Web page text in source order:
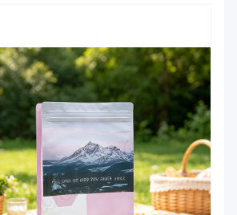
收缩袋
221340
221360
烤箱袋
221330
SE53
热收缩
袋
拉伸膜
立自封铝箔八边封袋包装，提供详尽的规格
制
制